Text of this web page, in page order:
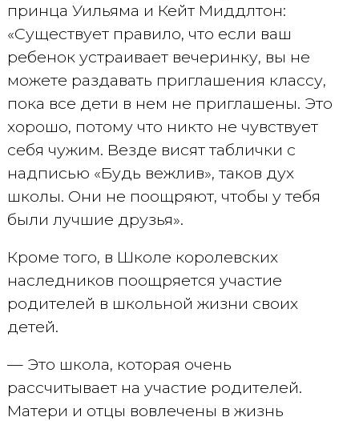
принца Уильяма и Кейт Миддлтон:
«Существует правило, что если ваш
ребенок устраивает вечеринку, вы не
можете раздавать приглашения классу,
пока все дети в нем не приглашены. Это
хорошо, потому что никто не чувствует
себя чужим. Везде висят таблички с
надписью «Будь вежлив», таков дух
школы. Они не поощряют, чтобы у тебя
были лучшие друзья».
Кроме того, в Школе королевских
наследников поощряется участие
родителей в школьной жизни своих
детей.
— Это школа, которая очень
рассчитывает на участие родителей.
Матери и отцы вовлечены в жизнь